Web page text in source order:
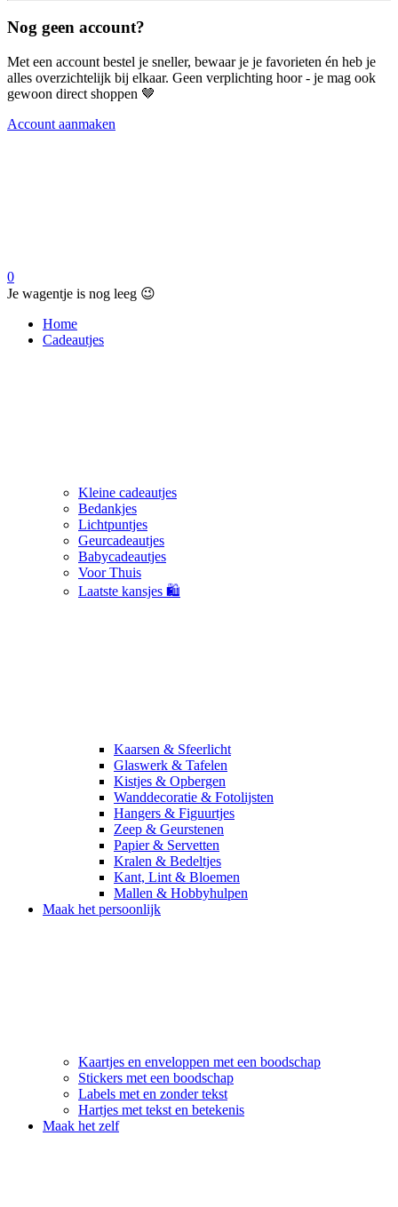
Nog geen account?
Met een account bestel je sneller, bewaar je je favorieten én heb je
alles overzichtelijk bij elkaar. Geen verplichting hoor - je mag ook
gewoon direct shoppen 🤎
Account aanmaken
0
Je wagentje is nog leeg 😉
Home
Cadeautjes
Kleine cadeautjes
Bedankjes
Lichtpuntjes
Geurcadeautjes
Babycadeautjes
Voor Thuis
Laatste kansjes 🛍️
Kaarsen & Sfeerlicht
Glaswerk & Tafelen
Kistjes & Opbergen
Wanddecoratie & Fotolijsten
Hangers & Figuurtjes
Zeep & Geurstenen
Papier & Servetten
Kralen & Bedeltjes
Kant, Lint & Bloemen
Mallen & Hobbyhulpen
Maak het persoonlijk
Kaartjes en enveloppen met een boodschap
Stickers met een boodschap
Labels met en zonder tekst
Hartjes met tekst en betekenis
Maak het zelf